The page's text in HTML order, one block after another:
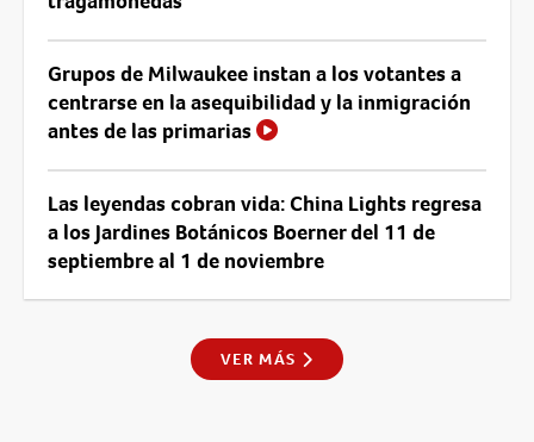
Grupos de Milwaukee instan a los votantes a
centrarse en la asequibilidad y la inmigración
antes de las primarias
Las leyendas cobran vida: China Lights regresa
a los Jardines Botánicos Boerner del 11 de
septiembre al 1 de noviembre
VER MÁS